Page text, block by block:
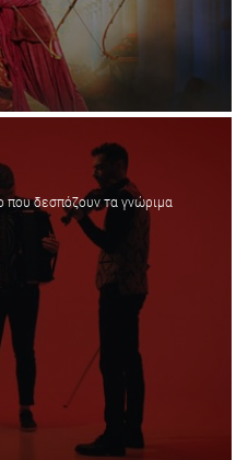
που δεσπόζουν τα γνώριμα